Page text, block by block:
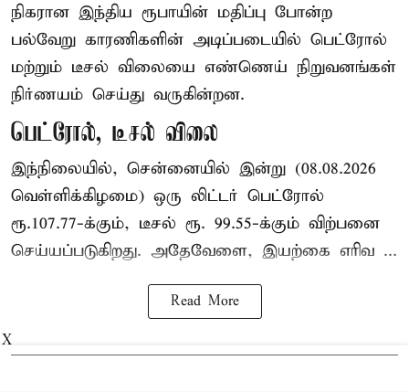
நிகரான இந்திய ரூபாயின் மதிப்பு போன்ற
பல்வேறு காரணிகளின் அடிப்படையில் பெட்ரோல்
மற்றும் டீசல் விலையை எண்ணெய் நிறுவனங்கள்
நிர்ணயம் செய்து வருகின்றன.
பெட்ரோல், டீசல் விலை
இந்நிலையில், சென்னையில் இன்று (08.08.2026
வெள்ளிக்கிழமை) ஒரு லிட்டர் பெட்ரோல்
ரூ.107.77-க்கும், டீசல் ரூ. 99.55-க்கும் விற்பனை
செய்யப்படுகிறது. அதேவேளை, இயற்கை எரிவ ...
Read More
X